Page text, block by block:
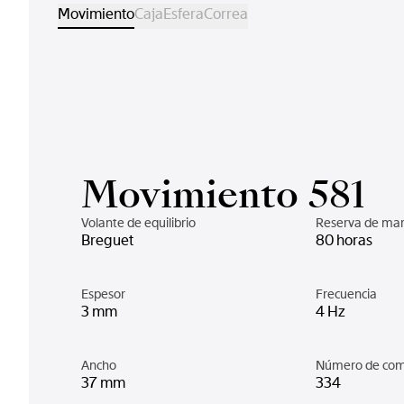
MovimientoCajaEsferaCorrea
Movimiento 581
Volante de equilibrio
Breguet
Reserva de
80 horas
Espesor
3 mm
Frecuencia
4 Hz
Ancho
37 mm
Número de
334